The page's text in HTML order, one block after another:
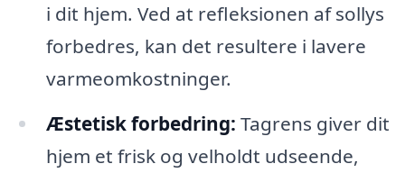
i dit hjem. Ved at refleksionen af sollys
forbedres, kan det resultere i lavere
varmeomkostninger.
Æstetisk forbedring: Tagrens giver dit
hjem et frisk og velholdt udseende,